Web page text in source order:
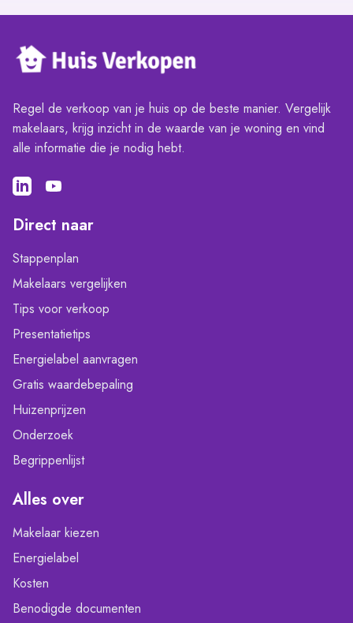
Regel de verkoop van je huis op de beste manier. Vergelijk
makelaars, krijg inzicht in de waarde van je woning en vind
alle informatie die je nodig hebt.
Direct naar
Stappenplan
Makelaars vergelijken
Tips voor verkoop
Presentatietips
Energielabel aanvragen
Gratis waardebepaling
Huizenprijzen
Onderzoek
Begrippenlijst
Alles over
Makelaar kiezen
Energielabel
Kosten
Benodigde documenten